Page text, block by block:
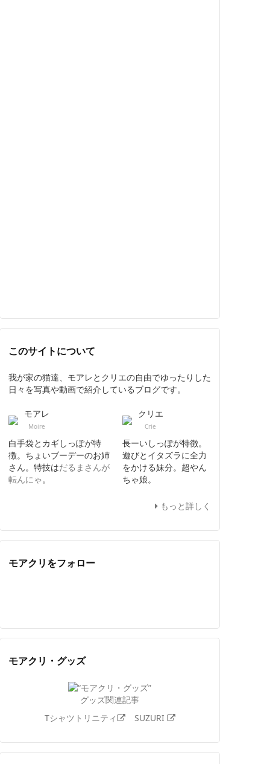
このサイトについて
我が家の猫達、モアレとクリエの自由でゆったりした
日々を写真や動画で紹介しているブログです。
モアレ
Moire
白手袋とカギしっぽが特
徴。ちょいブーデーのお姉
さん。特技はだるまさんが
転んにゃ。
クリエ
Crie
長ーいしっぽが特徴。
遊びとイタズラに全力
をかける妹分。超やん
ちゃ娘。
もっと詳しく
モアクリをフォロー
モアクリ・グッズ
グッズ関連記事
Tシャツトリニティ
SUZURI